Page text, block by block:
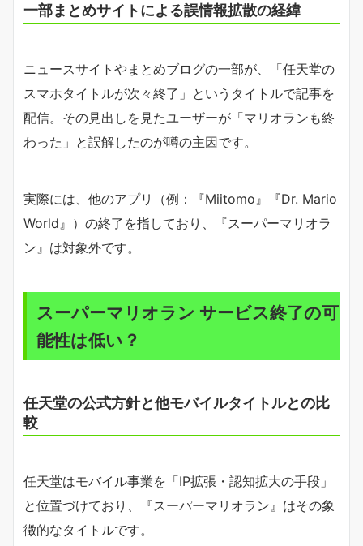
一部まとめサイトによる誤情報拡散の経緯
ニュースサイトやまとめブログの一部が、「任天堂の
スマホタイトルが次々終了」というタイトルで記事を
配信。その見出しを見たユーザーが「マリオランも終
わった」と誤解したのが噂の主因です。
実際には、他のアプリ（例：『Miitomo』『Dr. Mario
World』）の終了を指しており、『スーパーマリオラ
ン』は対象外です。
スーパーマリオラン サービス終了の可
能性は低い？
任天堂の公式方針と他モバイルタイトルとの比
較
任天堂はモバイル事業を「IP拡張・認知拡大の手段」
と位置づけており、『スーパーマリオラン』はその象
徴的なタイトルです。